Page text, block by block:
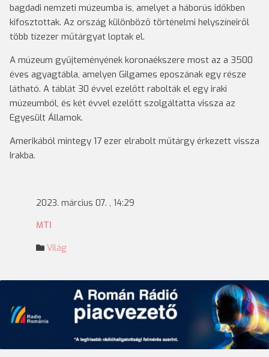
bagdadi nemzeti múzeumba is, amelyet a háborús időkben
kifosztottak. Az ország különböző történelmi helyszíneiről
több tízezer műtárgyat loptak el.
A múzeum gyűjteményének koronaékszere most az a 3500
éves agyagtábla, amelyen Gilgames eposzának egy része
látható. A táblát 30 évvel ezelőtt rabolták el egy iraki
múzeumból, és két évvel ezelőtt szolgáltatta vissza az
Egyesült Államok.
Amerikából mintegy 17 ezer elrabolt műtárgy érkezett vissza
Irakba.
2023. március 07. , 14:29
MTI
Világ